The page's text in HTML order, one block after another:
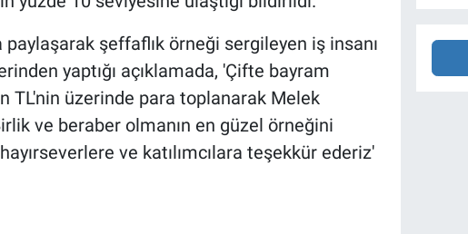
şeffaflık örneği sergileyen iş insanı
yaptığı açıklamada, 'Çifte bayram
TL'nin üzerinde para toplanarak Melek
Birlik ve beraber olmanın en güzel örneğini
ve katılımcılara teşekkür ederiz'